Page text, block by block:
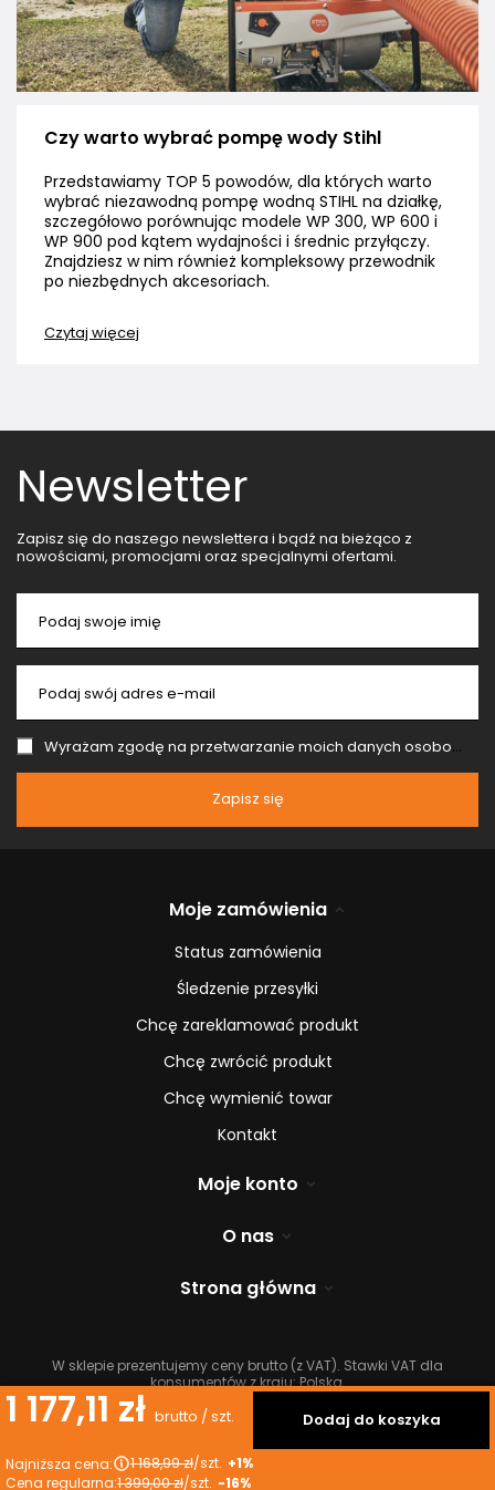
1 177,11 zł brutto /szt.
Najniższa cena: 1 168,99 zł/szt. +1%
Cena regularna:1 399,00 zł/szt. -16%
Dodaj do koszyka
Czy warto wybrać pompę wody Stihl
Przedstawiamy TOP 5 powodów, dla których warto
wybrać niezawodną pompę wodną STIHL na działkę,
szczegółowo porównując modele WP 300, WP 600 i
WP 900 pod kątem wydajności i średnic przyłączy.
Znajdziesz w nim również kompleksowy przewodnik
po niezbędnych akcesoriach.
Czytaj więcej
Newsletter
Zapisz się do naszego newslettera i bądź na bieżąco z
nowościami, promocjami oraz specjalnymi ofertami.
Podaj swoje imię
Podaj swój adres e-mail
Wyrażam zgodę na przetwarzanie moich danych osobowych (adres e-mail) na potrzeby wysyłki newslettera z informacją handlową (marketing). Więcej w
Zapisz się
Moje zamówienia
Status zamówienia
Śledzenie przesyłki
Chcę zareklamować produkt
Chcę zwrócić produkt
Chcę wymienić towar
Kontakt
Moje konto
O nas
Strona główna
W sklepie prezentujemy ceny brutto (z VAT). Stawki VAT dla
konsumentów z kraju:Polska.